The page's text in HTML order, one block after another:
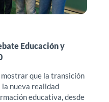
Educación y
que la transición
nueva realidad
educativa, desde